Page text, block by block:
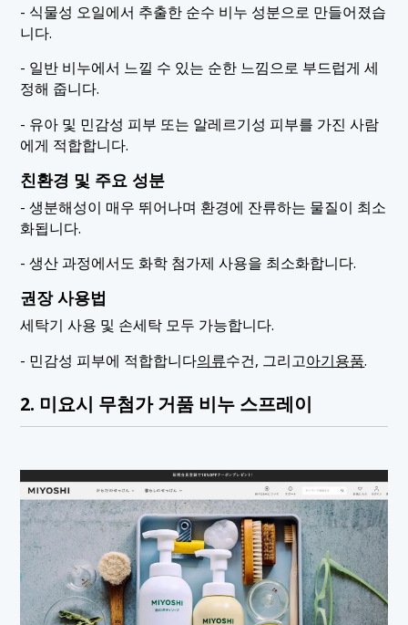
- 식물성 오일에서 추출한 순수 비누 성분으로 만들어졌습
니다.
- 일반 비누에서 느낄 수 있는 순한 느낌으로 부드럽게 세
정해 줍니다.
- 유아 및 민감성 피부 또는 알레르기성 피부를 가진 사람
에게 적합합니다.
친환경 및 주요 성분
- 생분해성이 매우 뛰어나며 환경에 잔류하는 물질이 최소
화됩니다.
- 생산 과정에서도 화학 첨가제 사용을 최소화합니다.
권장 사용법
세탁기 사용 및 손세탁 모두 가능합니다.
- 민감성 피부에 적합합니다의류수건, 그리고아기용품.
2. 미요시 무첨가 거품 비누 스프레이